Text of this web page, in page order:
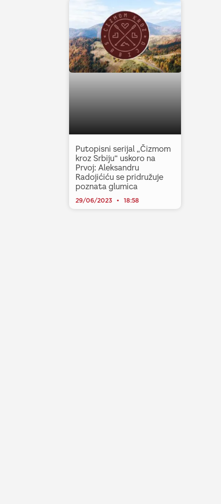
Putopisni serijal „Čizmom
kroz Srbiju“ uskoro na
Prvoj: Aleksandru
Radojićiću se pridružuje
poznata glumica
29/06/2023 18:58